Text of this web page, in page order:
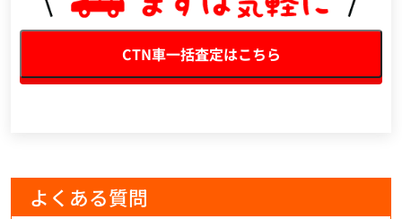
CTN車一括査定はこちら
よくある質問